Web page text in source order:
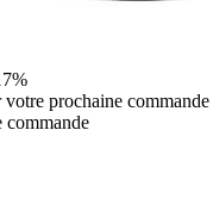
votre prochaine commande
commande